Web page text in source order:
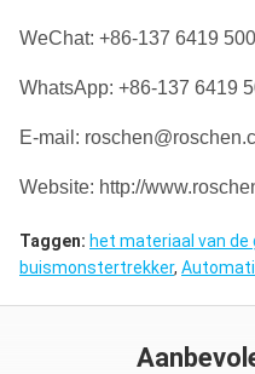
WeChat: +86-137 6419
WhatsApp: +86-137 6419
E-mail:
Website: http://
Taggen: het materiaal van
buismonstertrekker,